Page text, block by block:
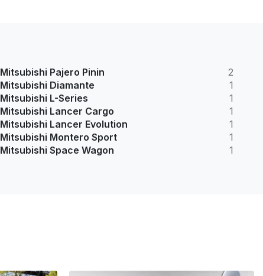
Mitsubishi Pajero Pinin
2
Mitsubishi Diamante
1
Mitsubishi L-Series
1
Mitsubishi Lancer Cargo
1
Mitsubishi Lancer Evolution
1
Mitsubishi Montero Sport
1
Mitsubishi Space Wagon
1